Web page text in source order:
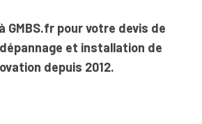
GMBS.fr pour votre devis de
et installation de
depuis 2012.